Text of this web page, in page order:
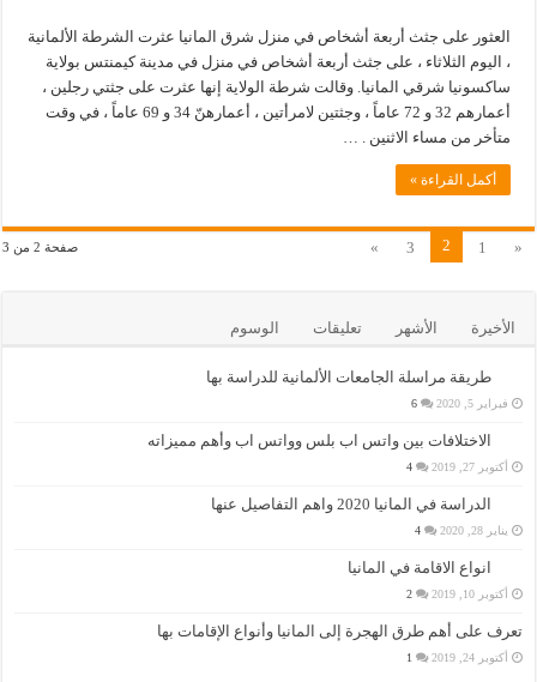
العثور على جثث أربعة أشخاص في منزل شرق المانيا عثرت الشرطة الألمانية
، اليوم الثلاثاء ، على جثث أربعة أشخاص في منزل في مدينة كيمنتس بولاية
ساكسونيا شرقي المانيا. وقالت شرطة الولاية إنها عثرت على جثتي رجلين ،
أعمارهم 32 و 72 عاماً ، وجثتين لامرأتين ، أعمارهنّ 34 و 69 عاماً ، في وقت
متأخر من مساء الاثنين . …
أكمل القراءة »
صفحة 2 من 3 «
1
2
3
»
الأخيرة الأشهر تعليقات الوسوم
طريقة مراسلة الجامعات الألمانية للدراسة بها
فبراير 5, 2020 6
الاختلافات بين واتس اب بلس وواتس اب وأهم مميزاته
أكتوبر 27, 2019 4
الدراسة في المانيا 2020 واهم التفاصيل عنها
يناير 28, 2020 4
انواع الاقامة في المانيا
أكتوبر 10, 2019 2
تعرف على أهم طرق الهجرة إلى المانيا وأنواع الإقامات بها
أكتوبر 24, 2019 1